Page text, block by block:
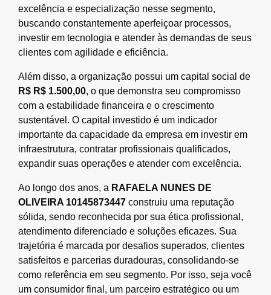
excelência e especialização nesse segmento,
buscando constantemente aperfeiçoar processos,
investir em tecnologia e atender às demandas de seus
clientes com agilidade e eficiência.
Além disso, a organização possui um capital social de
R$ R$ 1.500,00, o que demonstra seu compromisso
com a estabilidade financeira e o crescimento
sustentável. O capital investido é um indicador
importante da capacidade da empresa em investir em
infraestrutura, contratar profissionais qualificados,
expandir suas operações e atender com excelência.
Ao longo dos anos, a RAFAELA NUNES DE
OLIVEIRA 10145873447 construiu uma reputação
sólida, sendo reconhecida por sua ética profissional,
atendimento diferenciado e soluções eficazes. Sua
trajetória é marcada por desafios superados, clientes
satisfeitos e parcerias duradouras, consolidando-se
como referência em seu segmento. Por isso, seja você
um consumidor final, um parceiro estratégico ou um